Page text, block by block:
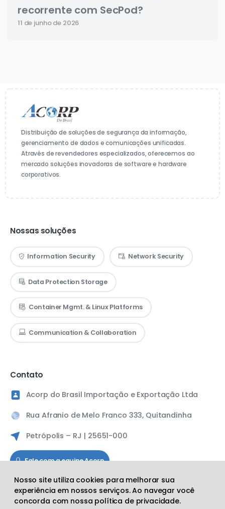
Nosso site utiliza cookies para melhorar sua
experiência em nossos serviços. Ao navegar você
concorda com nossa política de privacidade.
recorrente com SecPod?
11 de junho de 2026
Distribuição de soluções de segurança da informação,
gerenciamento de dados e comunicações unificadas.
Através de revendedores especializados, oferecemos ao
mercado soluções inovadoras de software e hardware
corporativos.
Nossas soluções
Information Security Network Security
Data Protection Storage
Container Mgmt. & Linux Platforms
Communication & Collaboration
Contato
Acorp do Brasil Importação e Exportação Ltda
Rua Afranio de Melo Franco 333, Quitandinha
Petrópolis – RJ | 25651-000
Fale com a equipe Acorp
Siga a Acorp